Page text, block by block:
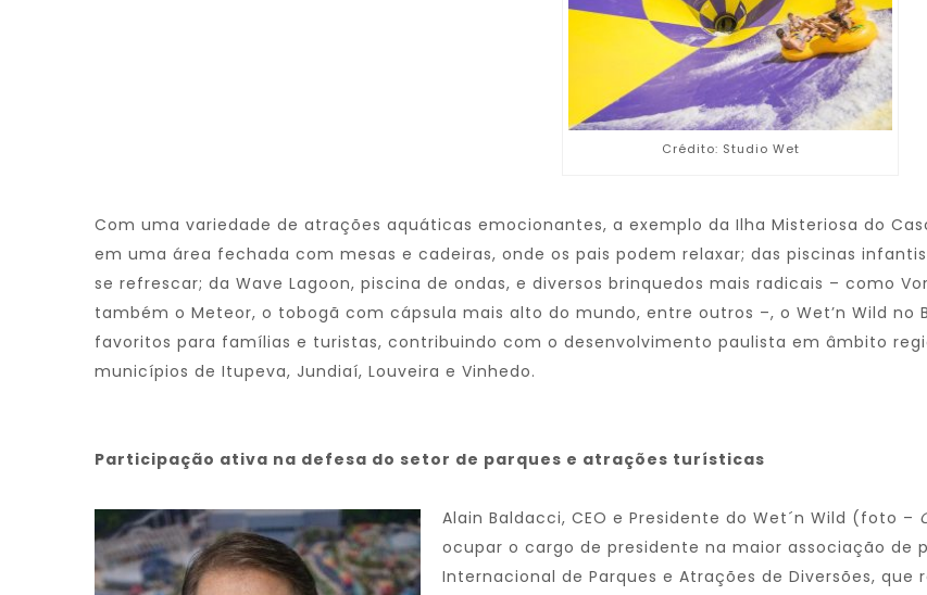
Crédito: Studio Wet
Com uma variedade de atrações aquáticas emocionantes, a exemplo da Ilha Misteriosa do
em uma área fechada com mesas e cadeiras, onde os pais podem relaxar; das piscinas
se refrescar; da Wave Lagoon, piscina de ondas, e diversos brinquedos mais radicais – como
também o Meteor, o tobogã com cápsula mais alto do mundo, entre outros –, o Wet’n Wild no
favoritos para famílias e turistas, contribuindo com o desenvolvimento paulista em âmbito
municípios de Itupeva, Jundiaí, Louveira e Vinhedo.
Participação ativa na defesa do setor de parques e atrações turísticas
Alain Baldacci, CEO e Presidente do Wet´n Wild (foto –
ocupar o cargo de presidente na maior associação de
Internacional de Parques e Atrações de Diversões,